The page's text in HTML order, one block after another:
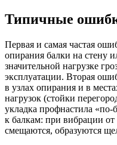
Типичные
Первая и самая частая
опирания балки на стену
значительной нагрузке
эксплуатации. Вторая
в узлах опирания и в
нагрузок (стойки
укладка профнастила
к балкам: при вибрации
смещаются, образуются